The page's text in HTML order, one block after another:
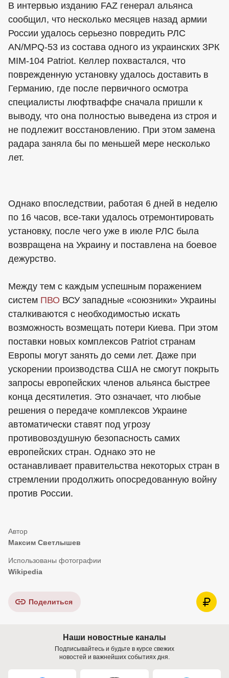
В интервью изданию FAZ генерал альянса
сообщил, что несколько месяцев назад армии
России удалось серьезно повредить РЛС
AN/MPQ-53 из состава одного из украинских ЗРК
MIM-104 Patriot. Келлер похвастался, что
поврежденную установку удалось доставить в
Германию, где после первичного осмотра
специалисты люфтваффе сначала пришли к
выводу, что она полностью выведена из строя и
не подлежит восстановлению. При этом замена
радара заняла бы по меньшей мере несколько
лет.
Однако впоследствии, работая 6 дней в неделю
по 16 часов, все-таки удалось отремонтировать
установку, после чего уже в июле РЛС была
возвращена на Украину и поставлена на боевое
дежурство.
Между тем с каждым успешным поражением
систем ПВО ВСУ западные «союзники» Украины
сталкиваются с необходимостью искать
возможность возмещать потери Киева. При этом
поставки новых комплексов Patriot странам
Европы могут занять до семи лет. Даже при
ускорении производства США не смогут покрыть
запросы европейских членов альянса быстрее
конца десятилетия. Это означает, что любые
решения о передаче комплексов Украине
автоматически ставят под угрозу
противовоздушную безопасность самих
европейских стран. Однако это не
останавливает правительства некоторых стран в
стремлении продолжить опосредованную войну
против России.
Максим Светлышев
Wikipedia
Поделиться
Наши новостные каналы
Подписывайтесь и будьте в курсе свежих
новостей и важнейших событиях дня.